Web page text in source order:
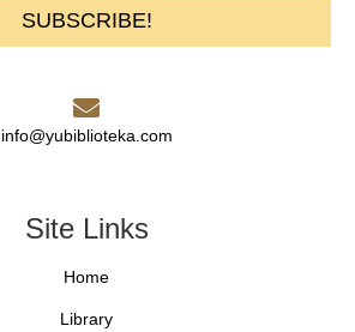
SUBSCRIBE!
info@yubiblioteka.com
Site Links
Home
Library